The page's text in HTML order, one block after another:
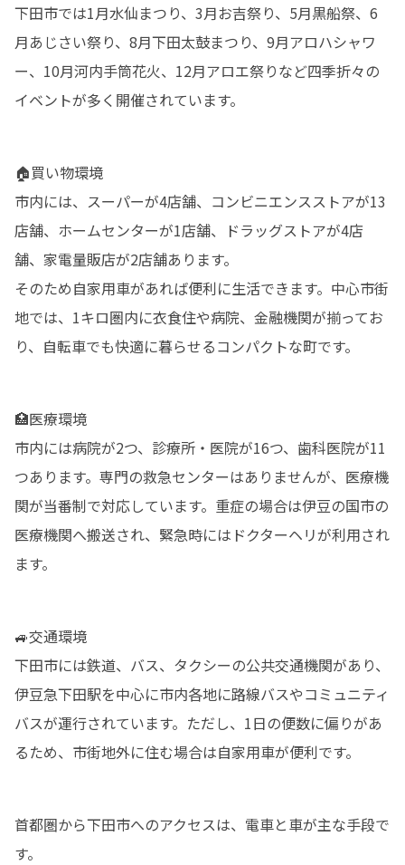
下田市では1月水仙まつり、3月お吉祭り、5月黒船祭、6
月あじさい祭り、8月下田太鼓まつり、9月アロハシャワ
ー、10月河内手筒花火、12月アロエ祭りなど四季折々の
イベントが多く開催されています。
🏠買い物環境
市内には、スーパーが4店舗、コンビニエンスストアが13
店舗、ホームセンターが1店舗、ドラッグストアが4店
舗、家電量販店が2店舗あります。
そのため自家用車があれば便利に生活できます。中心市街
地では、1キロ圏内に衣食住や病院、金融機関が揃ってお
り、自転車でも快適に暮らせるコンパクトな町です。
🏥医療環境
市内には病院が2つ、診療所・医院が16つ、歯科医院が11
つあります。専門の救急センターはありませんが、医療機
関が当番制で対応しています。重症の場合は伊豆の国市の
医療機関へ搬送され、緊急時にはドクターヘリが利用され
ます。
🚙交通環境
下田市には鉄道、バス、タクシーの公共交通機関があり、
伊豆急下田駅を中心に市内各地に路線バスやコミュニティ
バスが運行されています。ただし、1日の便数に偏りがあ
るため、市街地外に住む場合は自家用車が便利です。
首都圏から下田市へのアクセスは、電車と車が主な手段で
す。